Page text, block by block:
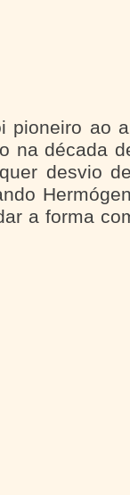
ao
na década
desvio de
a forma